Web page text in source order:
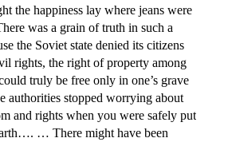
the happiness lay where jeans were
was a grain of truth in such a
the Soviet state denied its citizens
rights, the right of property among
truly be free only in one’s grave
authorities stopped worrying about
and rights when you were safely put
… There might have been